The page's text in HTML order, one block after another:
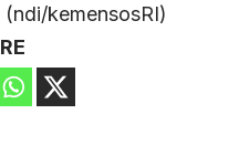
(ndi/kemensosRI)